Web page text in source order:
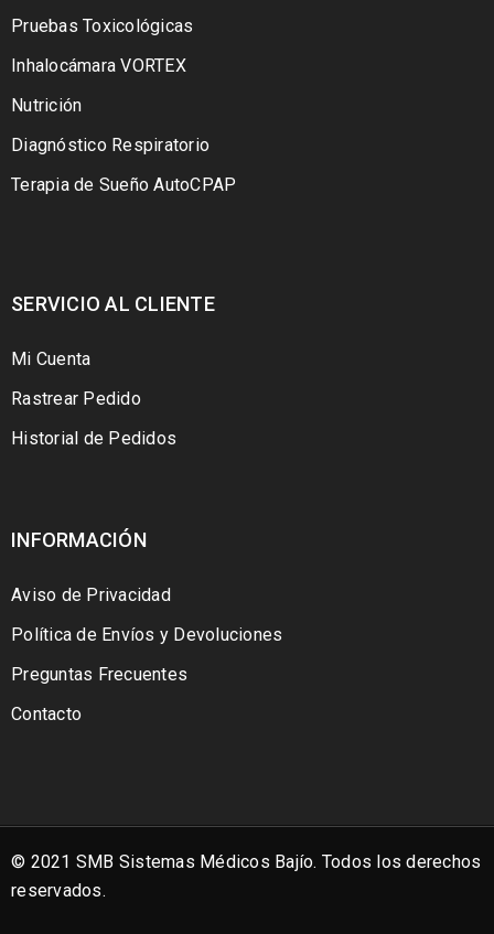
Pruebas Toxicológicas
Inhalocámara VORTEX
Nutrición
Diagnóstico Respiratorio
Terapia de Sueño AutoCPAP
SERVICIO AL CLIENTE
Mi Cuenta
Rastrear Pedido
Historial de Pedidos
INFORMACIÓN
Aviso de Privacidad
Política de Envíos y Devoluciones
Preguntas Frecuentes
Contacto
© 2021 SMB Sistemas Médicos Bajío. Todos los derechos
reservados.